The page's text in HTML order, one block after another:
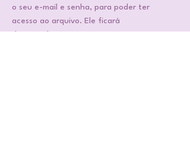
o seu e-mail e senha, para poder ter
acesso ao arquivo. Ele ficará
disponível na sua conta e você